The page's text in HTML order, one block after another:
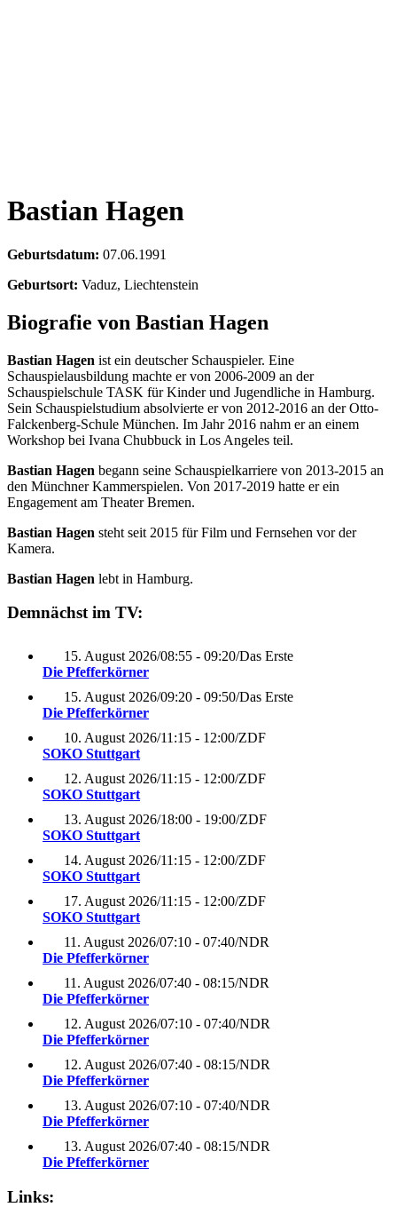
Bastian Hagen
Geburtsdatum: 07.06.1991
Geburtsort: Vaduz, Liechtenstein
Biografie von Bastian Hagen
Bastian Hagen ist ein deutscher Schauspieler. Eine
Schauspielausbildung machte er von 2006-2009 an der
Schauspielschule TASK für Kinder und Jugendliche in Hamburg.
Sein Schauspielstudium absolvierte er von 2012-2016 an der Otto-
Falckenberg-Schule München. Im Jahr 2016 nahm er an einem
Workshop bei Ivana Chubbuck in Los Angeles teil.
Bastian Hagen begann seine Schauspielkarriere von 2013-2015 an
den Münchner Kammerspielen. Von 2017-2019 hatte er ein
Engagement am Theater Bremen.
Bastian Hagen steht seit 2015 für Film und Fernsehen vor der
Kamera.
Bastian Hagen lebt in Hamburg.
Demnächst im TV:
15. August 2026/08:55 - 09:20/Das Erste
Die Pfefferkörner
15. August 2026/09:20 - 09:50/Das Erste
Die Pfefferkörner
10. August 2026/11:15 - 12:00/ZDF
SOKO Stuttgart
12. August 2026/11:15 - 12:00/ZDF
SOKO Stuttgart
13. August 2026/18:00 - 19:00/ZDF
SOKO Stuttgart
14. August 2026/11:15 - 12:00/ZDF
SOKO Stuttgart
17. August 2026/11:15 - 12:00/ZDF
SOKO Stuttgart
11. August 2026/07:10 - 07:40/NDR
Die Pfefferkörner
11. August 2026/07:40 - 08:15/NDR
Die Pfefferkörner
12. August 2026/07:10 - 07:40/NDR
Die Pfefferkörner
12. August 2026/07:40 - 08:15/NDR
Die Pfefferkörner
13. August 2026/07:10 - 07:40/NDR
Die Pfefferkörner
13. August 2026/07:40 - 08:15/NDR
Die Pfefferkörner
Links: